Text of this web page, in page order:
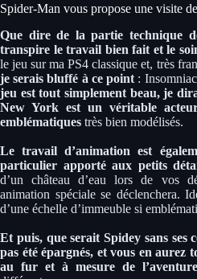
Spider-Man vous propose une visite
Que dire de la partie technique
transpire le travail bien fait et le
le jeu sur ma PS4 classique et, très
je serais bluffé à ce point :
jeu est tout simplement beau, je
New York est un véritable
emblématiques très bien modélisés.
Le travail d’animation est
particulier apporté aux petits
d’un château d’eau lors de vos
animation spéciale se déclenchera.
d’une échelle d’immeuble si
Et puis, que serait Spidey sans ses
pas été épargnés, et vous en aurez
au fur et à mesure de l’aventure